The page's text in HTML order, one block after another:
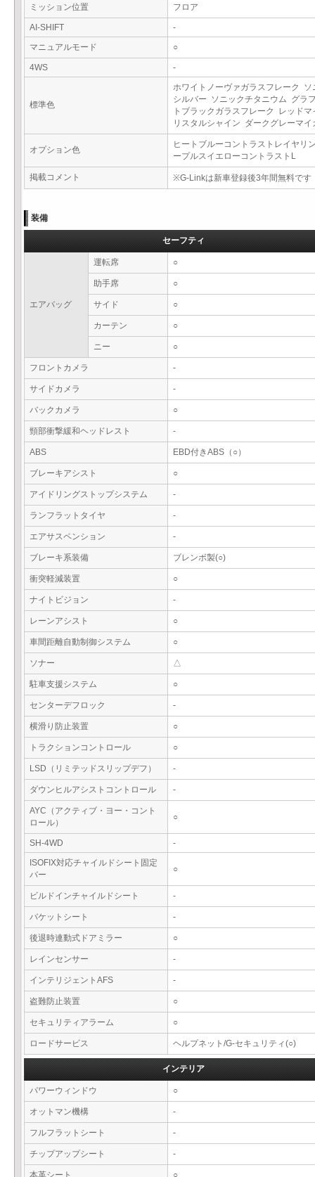
ミッション位置 フロア
AI-SHIFT
-
マニュアルモード
○
4WS -
標準色
ホワイトノーヴァガラスフレーク ソ
シルバー ソニックチタニウム グラ
トブラックガラスフレーク レッドマ
リスタルシャイン ダークグレーマ
オプション色
ヒートブルーコントラストレイヤリ
ープルスイエローコントラストL
掲載コメント ※G-Linkは新車登録後3年間無料です
装備
セーフティ
エアバッグ
運転席 ○
助手席 ○
サイド ○
カーテン ○
ニー ○
フロントカメラ -
サイドカメラ -
バックカメラ ○
頸部衝撃緩和ヘッドレスト -
ABS EBD付きABS（○）
ブレーキアシスト ○
アイドリングストップシステム -
ランフラットタイヤ -
エアサスペンション -
ブレーキ系装備 ブレンボ製(○)
衝突軽減装置 ○
ナイトビジョン -
レーンアシスト ○
車間距離自動制御システム ○
ソナー △
駐車支援システム ○
センターデフロック -
横滑り防止装置 ○
トラクションコントロール ○
LSD（リミテッドスリップデフ） -
ダウンヒルアシストコントロール -
AYC（アクティブ・ヨー・コント
ロール）
○
SH-4WD
-
ISOFIX対応チャイルドシート固定
バー
○
ビルドインチャイルドシート -
バケットシート -
後退時連動式ドアミラー ○
レインセンサー -
インテリジェントAFS -
盗難防止装置 ○
セキュリティアラーム ○
ロードサービス ヘルプネット/G-セキュリティ(○)
インテリア
パワーウィンドウ ○
オットマン機構 -
フルフラットシート -
チップアップシート -
本革シート ○